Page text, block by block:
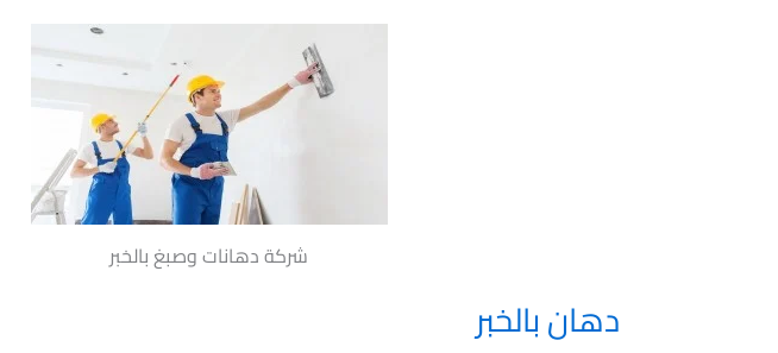
شركة دهانات وصبغ بالخبر
دهان بالخبر